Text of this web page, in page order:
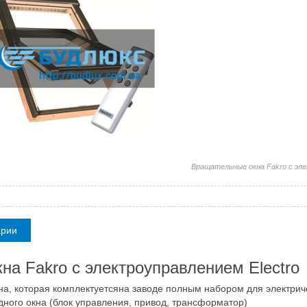
Вращательные окна Fakro с
Fakro с электроуправлением Electro
которая комплектуетсяна заводе полным набором для
окна (блок управления, привод, трансформатор)